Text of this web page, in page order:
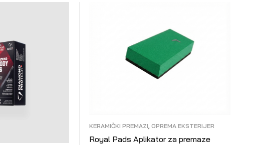
KERAMIČKI PREMAZI, OPREMA EKSTERIJER
Royal Pads Aplikator za premaze